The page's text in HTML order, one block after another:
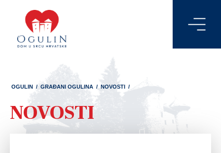
OGULIN / GRAĐANI OGULINA / NOVOSTI /
NOVOSTI